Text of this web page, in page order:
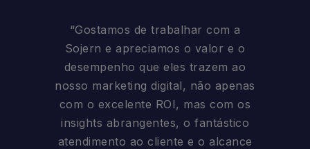
“Gostamos de trabalhar com a
Sojern e apreciamos o valor e o
desempenho que eles trazem ao
nosso marketing digital, não apenas
com o excelente ROI, mas com os
insights abrangentes, o fantástico
atendimento ao cliente e o alcance